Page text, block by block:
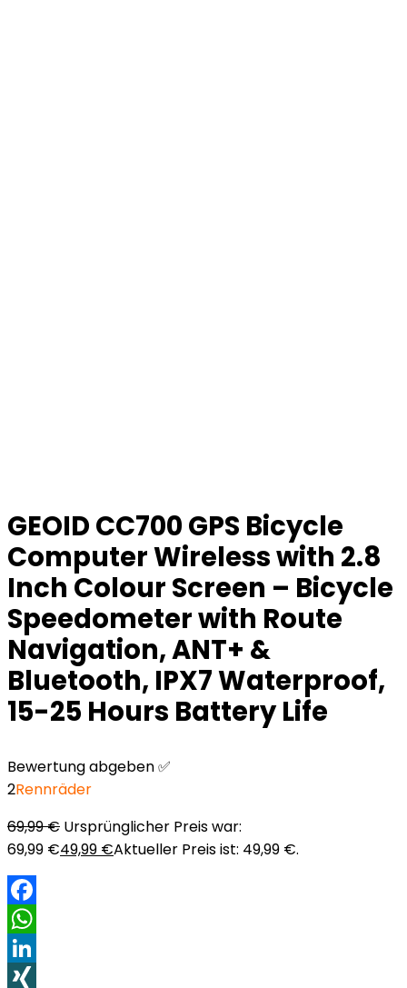
GEOID CC700 GPS Bicycle
Computer Wireless with 2.8
Inch Colour Screen – Bicycle
Speedometer with Route
Navigation, ANT+ &
Bluetooth, IPX7 Waterproof,
15-25 Hours Battery Life
Bewertung abgeben ✅
2Rennräder
69,99€ Ursprünglicher Preis war:
69,99 €49,99 €Aktueller Preis ist: 49,99 €.
Facebook
WhatsApp
LinkedIn